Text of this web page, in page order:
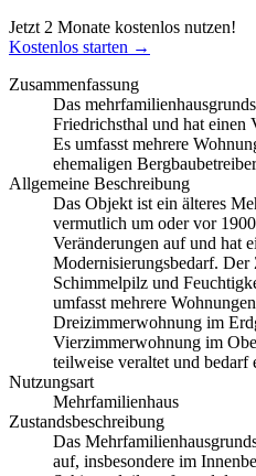
Jetzt 2 Monate kostenlos nutzen!
Kostenlos starten →
Zusammenfassung
Das
Friedrichsthal und hat einen
Es umfasst mehrere
ehemaligen
Allgemeine Beschreibung
Das Objekt ist ein älteres
vermutlich um oder vor
Veränderungen auf und hat
Modernisierungsbedarf. Der
Schimmelpilz und
umfasst mehrere
Dreizimmerwohnung im
Vierzimmerwohnung im
teilweise veraltet und bedarf
Nutzungsart
Mehrfamilienhaus
Zustandsbeschreibung
Das
auf, insbesondere im